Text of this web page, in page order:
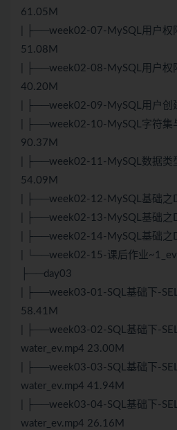
61.05M
| ├──week02-07-MySQL用户权
51.08M
| ├──week02-08-MySQL用户权
40.20M
| ├──week02-09-MySQL用户创
| ├──week02-10-MySQL字符集
90.37M
| ├──week02-11-MySQL数据类
54.09M
| ├──week02-12-MySQL基础之
| ├──week02-13-MySQL基础之
| ├──week02-14-MySQL基础之
| └──week02-15-课后作业
├──day03
| ├──week03-01-SQL基础下-
58.41M
| ├──week03-02-SQL基础下-
water_ev.mp4 23.00M
| ├──week03-03-SQL基础下-
water_ev.mp4 41.94M
| ├──week03-04-SQL基础下-
water_ev.mp4 26.16M